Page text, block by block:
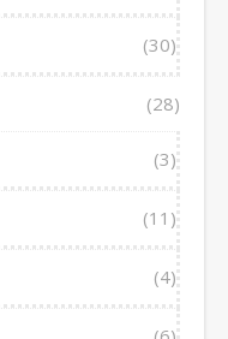
(30)
(28)
(3)
(11)
(4)